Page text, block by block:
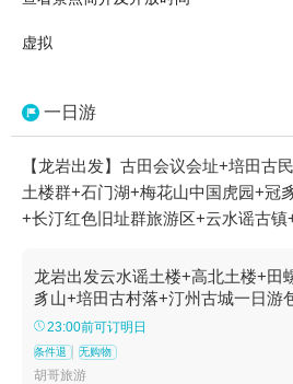
虚拟
一日游
【龙岩出发】古田会议会址+培田古
土楼群+石门湖+梅花山中国虎园+冠
+长汀红色旧址群旅游区+云水谣古镇
区+龙岩本地玩乐+古韵汀州+云水谣
古城+长汀古城墙+客家土楼民俗文化
+田螺坑景区1日游
龙岩出发云水谣土楼+高北土楼+田
豸山+培田古村落+汀州古城一日游
【多线路可选/独立成团上门接送】
23:00前可订明日
条件退 无购物
胡哥旅游